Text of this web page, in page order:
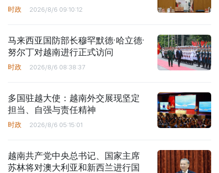
时政 2026/8/6 09:10:12
马来西亚国防部长穆罕默德·哈立德·
努尔丁对越南进行正式访问
时政 2026/8/6 08:38:37
多国驻越大使：越南外交展现坚定
担当、自强与责任精神
时政 2026/8/6 05:15:01
越南共产党中央总书记、国家主席
苏林将对澳大利亚和新西兰进行国